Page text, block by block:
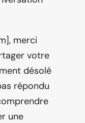
merci
votre
désolé
répondu
une